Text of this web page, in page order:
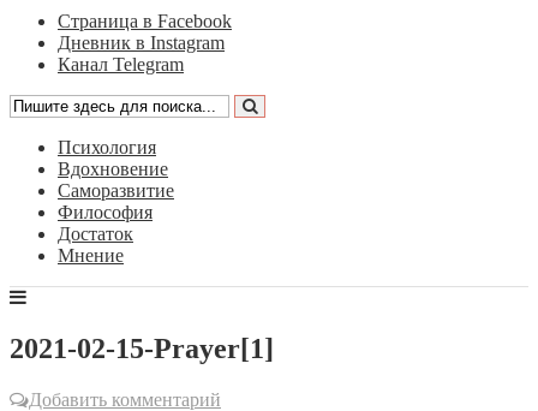
Страница в Facebook
Дневник в Instagram
Канал Telegram
Психология
Вдохновение
Саморазвитие
Философия
Достаток
Мнение
2021-02-15-Prayer[1]
Добавить комментарий